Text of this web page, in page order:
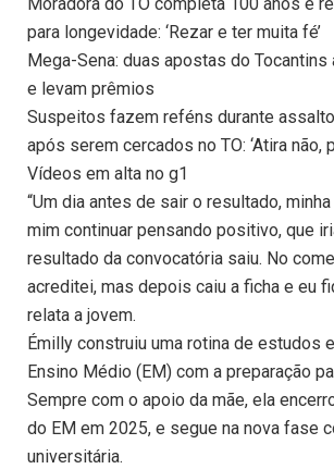
para longevidade: ‘Rezar e ter muita fé’
Mega-Sena: duas apostas do Tocantins
e levam prêmios
Suspeitos fazem reféns durante
após serem cercados no TO: ‘Atira não,
Vídeos em alta no g1
“Um dia antes de sair o resultado,
mim continuar pensando positivo, que
resultado da convocatória saiu. No
acreditei, mas depois caiu a ficha e eu
relata a jovem.
Émilly construiu uma rotina de estudos
Ensino Médio (EM) com a preparação
Sempre com o apoio da mãe, ela
do EM em 2025, e segue na nova fase
universitária.